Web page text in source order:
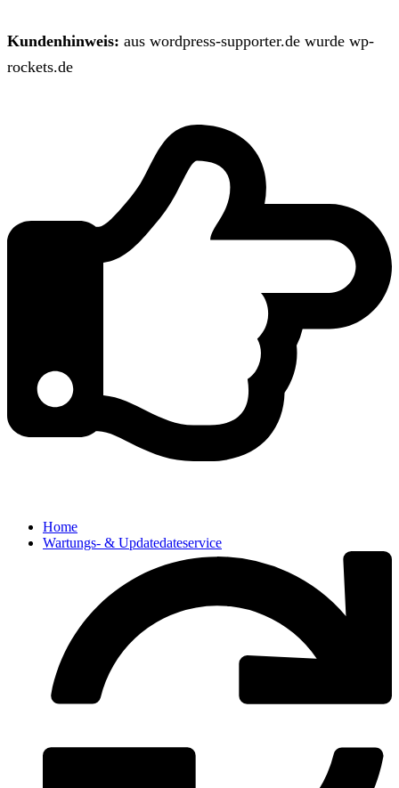
Kundenhinweis: aus wordpress-supporter.de wurde wp-
rockets.de
Home
Wartungs- & Updatedateservice